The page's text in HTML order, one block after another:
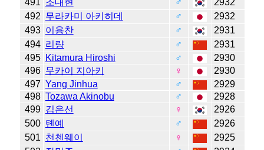
491 조대현 ♂
2932
492 무라카미 아키히데 ♂
2932
493 이용찬 ♂
2931
494 리량 ♂
2931
495 Kitamura Hiroshi ♂
2930
496 무카이 지아키 ♀
2930
497 Yang Jinhua ♂
2929
498 Tozawa Akinobu ♂
2928
499 김은선 ♀
2926
500 톈예 ♂
2926
501 천첸웨이 ♀
2925